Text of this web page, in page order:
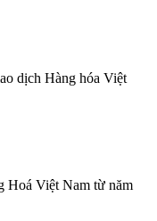
dịch Hàng hóa Việt
Hoá Việt Nam từ năm